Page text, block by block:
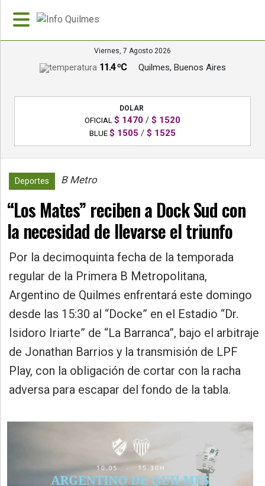
»
Policiales
»
Provincia
Salud
Cultura
Educación
Sociedad
Viernes, 7 Agosto 2026
11.4 ºC Quilmes, Buenos Aires
DOLAR
OFICIAL $ 1470 / $ 1520
BLUE $ 1505 / $ 1525
Deportes B Metro
“Los Mates” reciben a Dock Sud con
la necesidad de llevarse el triunfo
Por la decimoquinta fecha de la temporada
regular de la Primera B Metropolitana,
Argentino de Quilmes enfrentará este domingo
desde las 15:30 al “Docke” en el Estadio “Dr.
Isidoro Iriarte” de “La Barranca”, bajo el arbitraje
de Jonathan Barrios y la transmisión de LPF
Play, con la obligación de cortar con la racha
adversa para escapar del fondo de la tabla.